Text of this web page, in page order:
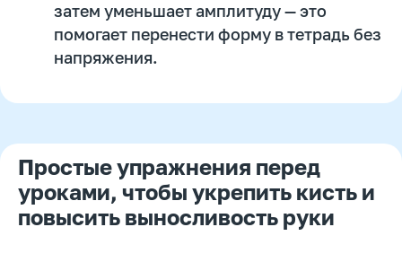
затем уменьшает амплитуду — это
помогает перенести форму в тетрадь без
напряжения.
Простые упражнения перед
уроками, чтобы укрепить кисть и
повысить выносливость руки
меньше уставал при письме
и сохранил осанку
Высота стола и стула должна
соответствовать росту: локти свободно